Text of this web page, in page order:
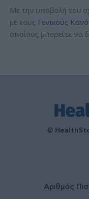
Με την υποβολή του
με τους Γενικούς
οποίους μπορείτε να
©
Αριθμός